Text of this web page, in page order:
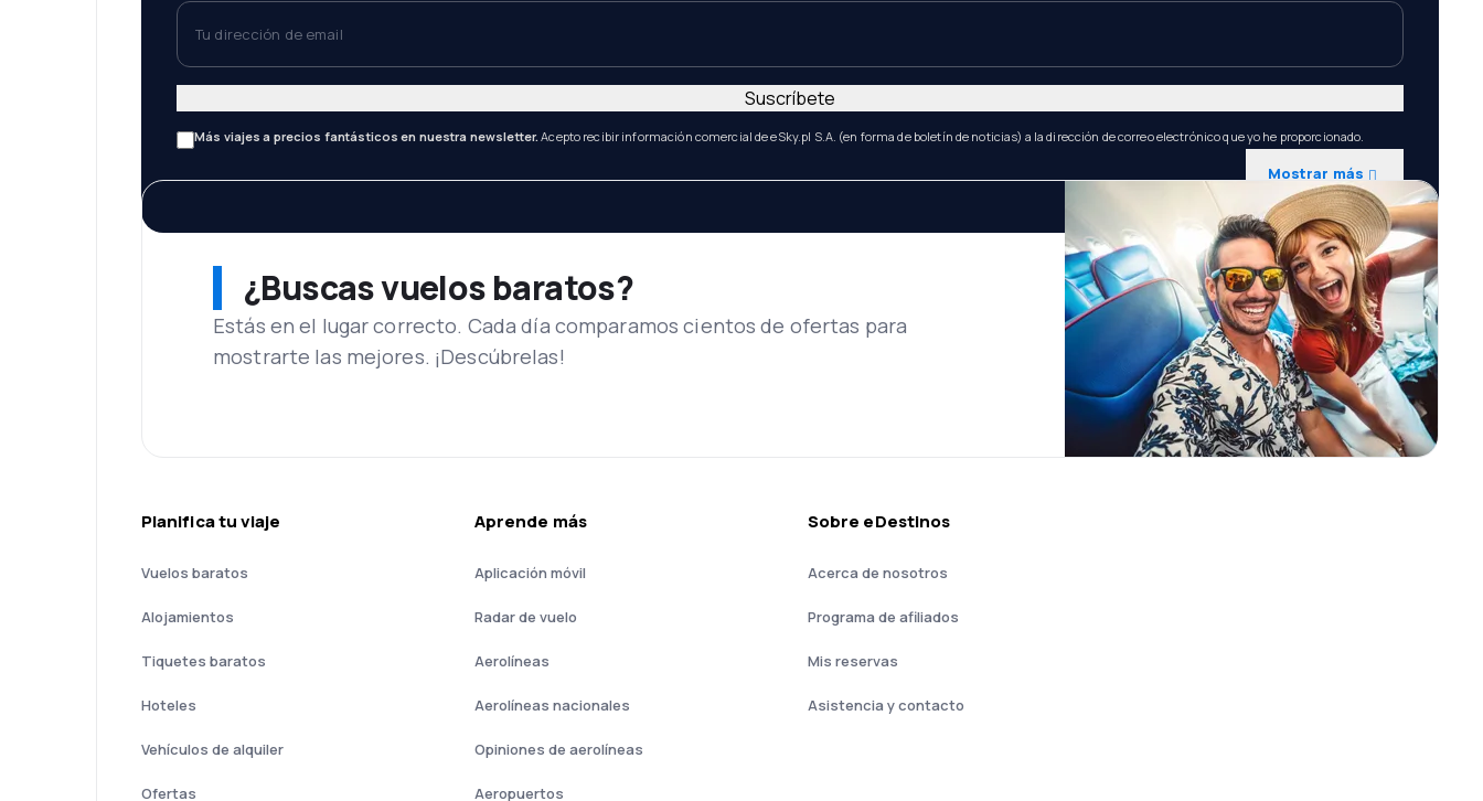
Tu dirección de email
Más viajes a precios fantásticos en nuestra newsletter. Acepto recibir información comercial de eSky.pl S.A. (en forma de boletín de noticias) a la dirección de correo electrónico que yo he proporcionado.
Mostrar más
Suscríbete
¿Buscas vuelos baratos?
Estás en el lugar correcto. Cada día comparamos cientos de ofertas para
mostrarte las mejores. ¡Descúbrelas!
Planifica tu viaje
Vuelos baratos
Alojamientos
Tiquetes baratos
Hoteles
Vehículos de alquiler
Ofertas
Aprende más
Aplicación móvil
Radar de vuelo
Aerolíneas
Aerolíneas nacionales
Opiniones de aerolíneas
Aeropuertos
Sobre eDestinos
Acerca de nosotros
Programa de afiliados
Mis reservas
Asistencia y contacto